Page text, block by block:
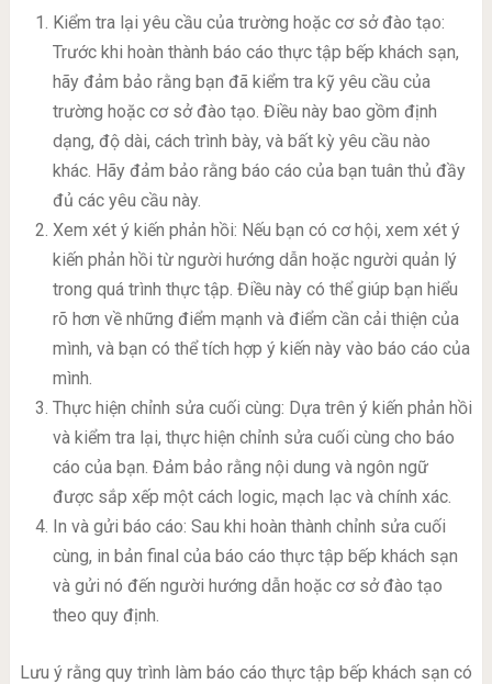
Kiểm tra lại yêu cầu của trường hoặc cơ sở đào tạo:
Trước khi hoàn thành báo cáo thực tập bếp khách sạn,
hãy đảm bảo rằng bạn đã kiểm tra kỹ yêu cầu của
trường hoặc cơ sở đào tạo. Điều này bao gồm định
dạng, độ dài, cách trình bày, và bất kỳ yêu cầu nào
khác. Hãy đảm bảo rằng báo cáo của bạn tuân thủ đầy
đủ các yêu cầu này.
Xem xét ý kiến phản hồi: Nếu bạn có cơ hội, xem xét ý
kiến phản hồi từ người hướng dẫn hoặc người quản lý
trong quá trình thực tập. Điều này có thể giúp bạn hiểu
rõ hơn về những điểm mạnh và điểm cần cải thiện của
mình, và bạn có thể tích hợp ý kiến này vào báo cáo của
mình.
Thực hiện chỉnh sửa cuối cùng: Dựa trên ý kiến phản hồi
và kiểm tra lại, thực hiện chỉnh sửa cuối cùng cho báo
cáo của bạn. Đảm bảo rằng nội dung và ngôn ngữ
được sắp xếp một cách logic, mạch lạc và chính xác.
In và gửi báo cáo: Sau khi hoàn thành chỉnh sửa cuối
cùng, in bản final của báo cáo thực tập bếp khách sạn
và gửi nó đến người hướng dẫn hoặc cơ sở đào tạo
theo quy định.
Lưu ý rằng quy trình làm báo cáo thực tập bếp khách sạn có